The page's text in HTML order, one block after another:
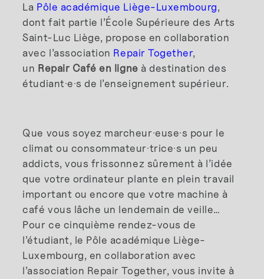
La Pôle académique Liège-Luxembourg,
dont fait partie l’École Supérieure des Arts
Saint-Luc Liège, propose en collaboration
avec l’association Repair Together,
un Repair Café en ligne à destination des
étudiant·e·s de l’enseignement supérieur.
Que vous soyez marcheur·euse·s pour le
climat ou consommateur·trice·s un peu
addicts, vous frissonnez sûrement à l’idée
que votre ordinateur plante en plein travail
important ou encore que votre machine à
café vous lâche un lendemain de veille…
Pour ce cinquième rendez-vous de
l’étudiant, le Pôle académique Liège-
Luxembourg, en collaboration avec
l’association Repair Together, vous invite à